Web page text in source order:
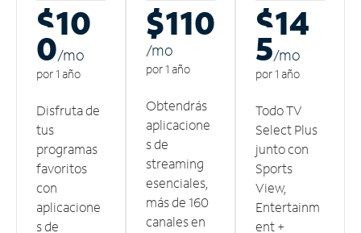
$10
0/mo
por 1 año
Disfruta de
tus
programas
favoritos
con
aplicacione
s de
$110
/mo
por 1 año
Obtendrás
aplicacione
s de
streaming
esenciales,
más de 160
canales en
$14
5/mo
por 1 año
Todo TV
Select Plus
junto con
Sports
View,
Entertainm
ent +